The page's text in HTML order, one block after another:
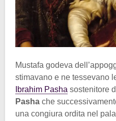
Mustafa godeva
stimavano e ne tessevano
Ibrahim Pasha sostenitore
Pasha che
una congiura ordita nel